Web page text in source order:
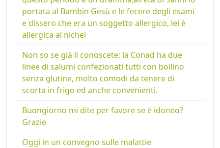
portata al Bambin Gesù e le fecere degli esami
e dissero che era un soggetto allergico, lei è
allergica al nichel
Non so se già li conoscete: la Conad ha due
linee di salumi confezionati tutti con bollino
senza glutine, molto comodi da tenere di
scorta in frigo ed anche convenienti.
Buongiorno mi dite per favore se è idoneo?
Grazie
Oggi in un convegno sulle malattie